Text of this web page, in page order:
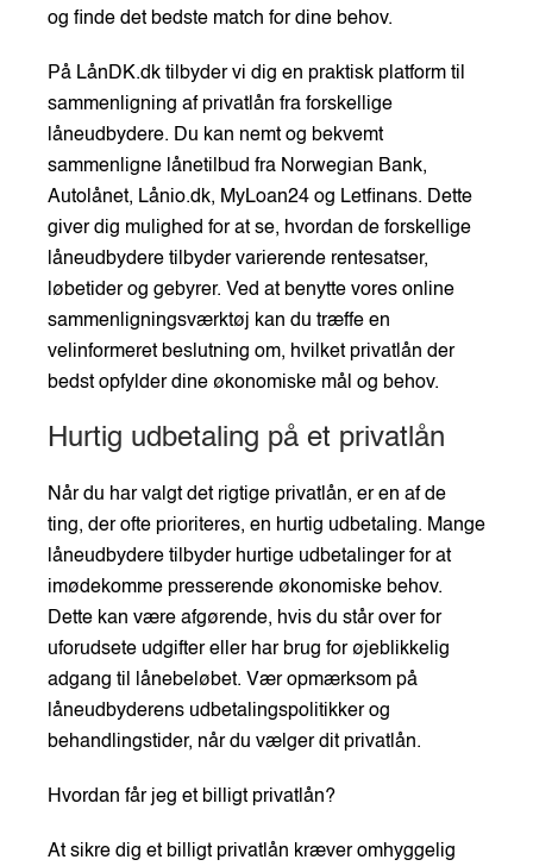
og finde det bedste match for dine behov.
På LånDK.dk tilbyder vi dig en praktisk platform til
sammenligning af privatlån fra forskellige
låneudbydere. Du kan nemt og bekvemt
sammenligne lånetilbud fra Norwegian Bank,
Autolånet, Lånio.dk, MyLoan24 og Letfinans. Dette
giver dig mulighed for at se, hvordan de forskellige
låneudbydere tilbyder varierende rentesatser,
løbetider og gebyrer. Ved at benytte vores online
sammenligningsværktøj kan du træffe en
velinformeret beslutning om, hvilket privatlån der
bedst opfylder dine økonomiske mål og behov.
Hurtig udbetaling på et privatlån
Når du har valgt det rigtige privatlån, er en af de
ting, der ofte prioriteres, en hurtig udbetaling. Mange
låneudbydere tilbyder hurtige udbetalinger for at
imødekomme presserende økonomiske behov.
Dette kan være afgørende, hvis du står over for
uforudsete udgifter eller har brug for øjeblikkelig
adgang til lånebeløbet. Vær opmærksom på
låneudbyderens udbetalingspolitikker og
behandlingstider, når du vælger dit privatlån.
Hvordan får jeg et billigt privatlån?
At sikre dig et billigt privatlån kræver omhyggelig